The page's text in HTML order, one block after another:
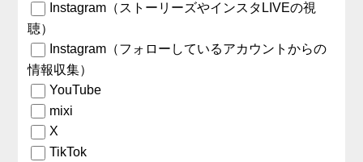
Instagram（ストーリーズやインスタLIVEの視
聴）
Instagram（フォローしているアカウントからの
情報収集）
YouTube
mixi
X
TikTok